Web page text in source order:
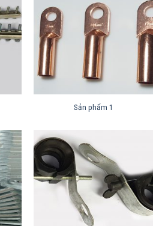
Sản phẩm 1